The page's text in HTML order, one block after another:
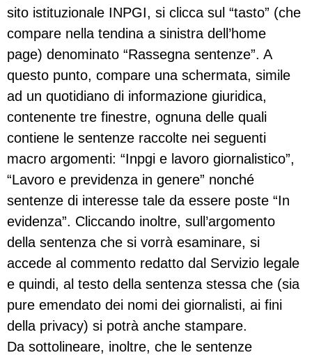
sito istituzionale INPGI, si clicca sul “tasto” (che
compare nella tendina a sinistra dell’home
page) denominato “Rassegna sentenze”. A
questo punto, compare una schermata, simile
ad un quotidiano di informazione giuridica,
contenente tre finestre, ognuna delle quali
contiene le sentenze raccolte nei seguenti
macro argomenti: “Inpgi e lavoro giornalistico”,
“Lavoro e previdenza in genere” nonché
sentenze di interesse tale da essere poste “In
evidenza”. Cliccando inoltre, sull’argomento
della sentenza che si vorrà esaminare, si
accede al commento redatto dal Servizio legale
e quindi, al testo della sentenza stessa che (sia
pure emendato dei nomi dei giornalisti, ai fini
della privacy) si potrà anche stampare.
Da sottolineare, inoltre, che le sentenze